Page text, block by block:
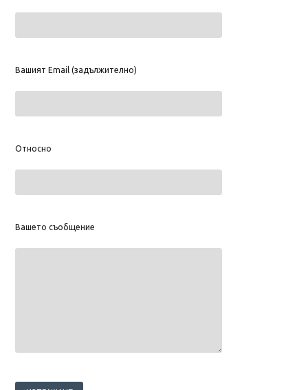
Вашият Email (задължително)
Относно
Вашето съобщение